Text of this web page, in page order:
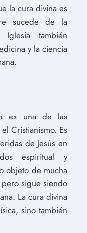
la cura divina es
sucede de la
también
y la ciencia
es una de las
Cristianismo. Es
de Jesús en
espiritual y
objeto de mucha
sigue siendo
La cura divina
sino también